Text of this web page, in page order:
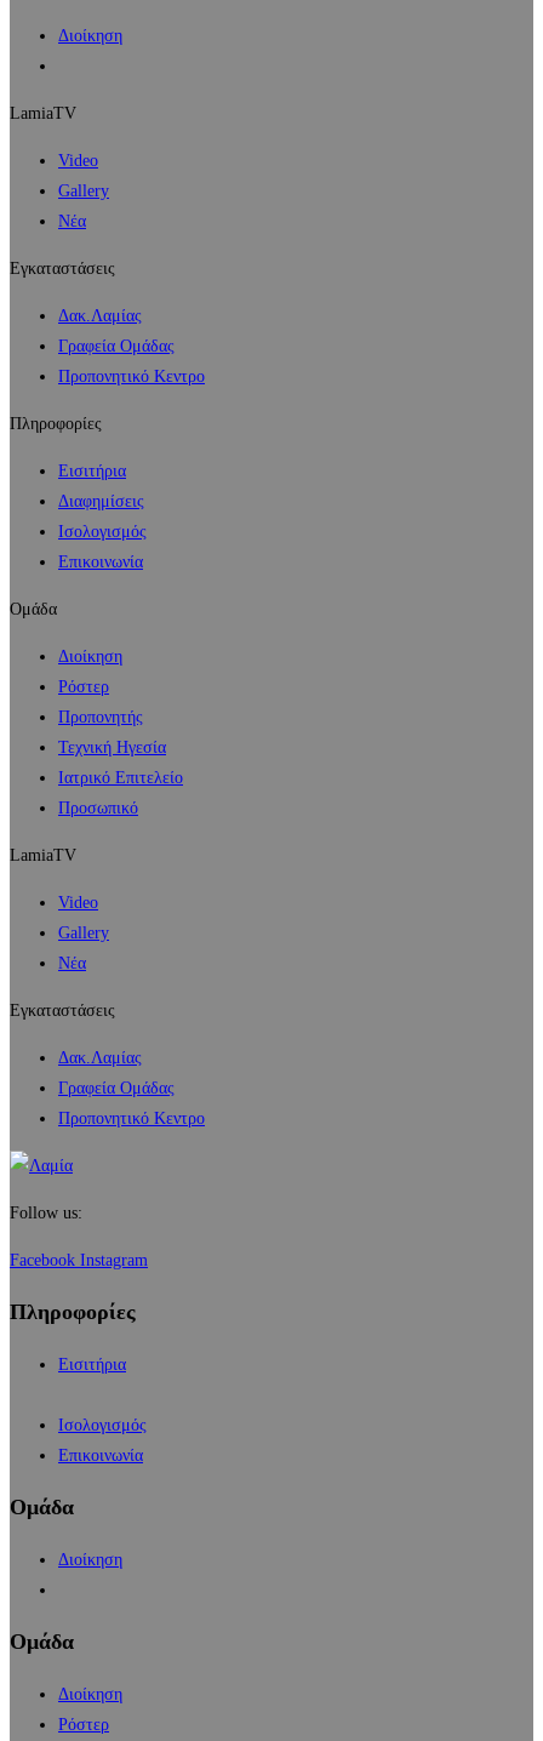
Διοίκηση
LamiaTV
Video
Gallery
Νέα
Εγκαταστάσεις
Δακ.Λαμίας
Γραφεία Ομάδας
Προπονητικό Κεντρο
Πληροφορίες
Εισιτήρια
Διαφημίσεις
Ισολογισμός
Επικοινωνία
Ομάδα
Διοίκηση
Ρόστερ
Προπονητής
Τεχνική Ηγεσία
Ιατρικό Επιτελείο
Προσωπικό
LamiaTV
Video
Gallery
Νέα
Εγκαταστάσεις
Δακ.Λαμίας
Γραφεία Ομάδας
Προπονητικό Κεντρο
Follow us:
Facebook Instagram
Πληροφορίες
Εισιτήρια
Ισολογισμός
Επικοινωνία
Ομάδα
Διοίκηση
Ομάδα
Διοίκηση
Ρόστερ